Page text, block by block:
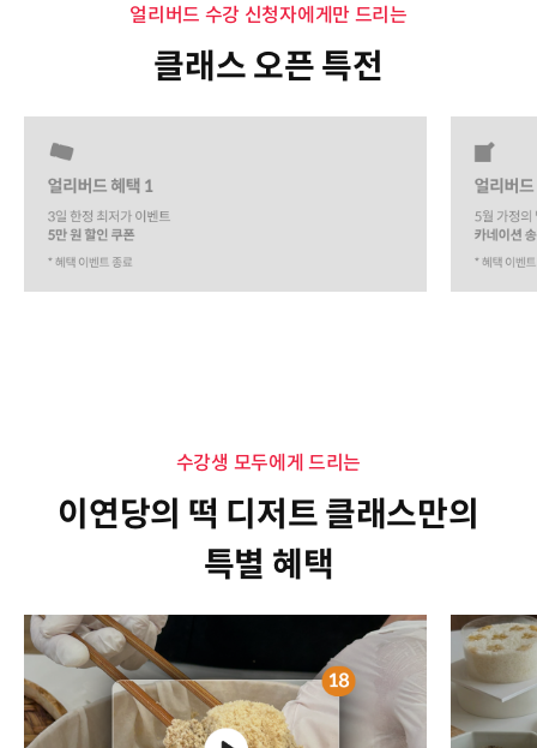
얼리버드 수강 신청자에게만 드리는
클래스 오픈 특전
수강생 모두에게 드리는
이연당의 떡 디저트 클래스만의
특별 혜택